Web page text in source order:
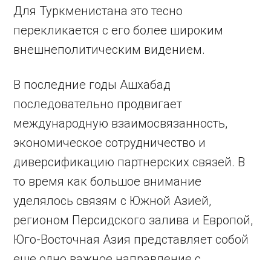
Для Туркменистана это тесно
перекликается с его более широким
внешнеполитическим видением.
В последние годы Ашхабад
последовательно продвигает
международную взаимосвязанность,
экономическое сотрудничество и
диверсификацию партнерских связей. В
то время как большое внимание
уделялось связям с Южной Азией,
регионом Персидского залива и Европой,
Юго-Восточная Азия представляет собой